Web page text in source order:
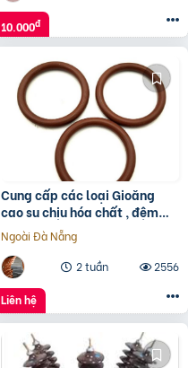
10.000đ
Cung cấp các loại Gioăng
cao su chịu hóa chất , đệm
chặn dầu, Gioăng chịu nhiệt
độ cao
Ngoài Đà Nẵng
2 tuần
2556
Liên hệ